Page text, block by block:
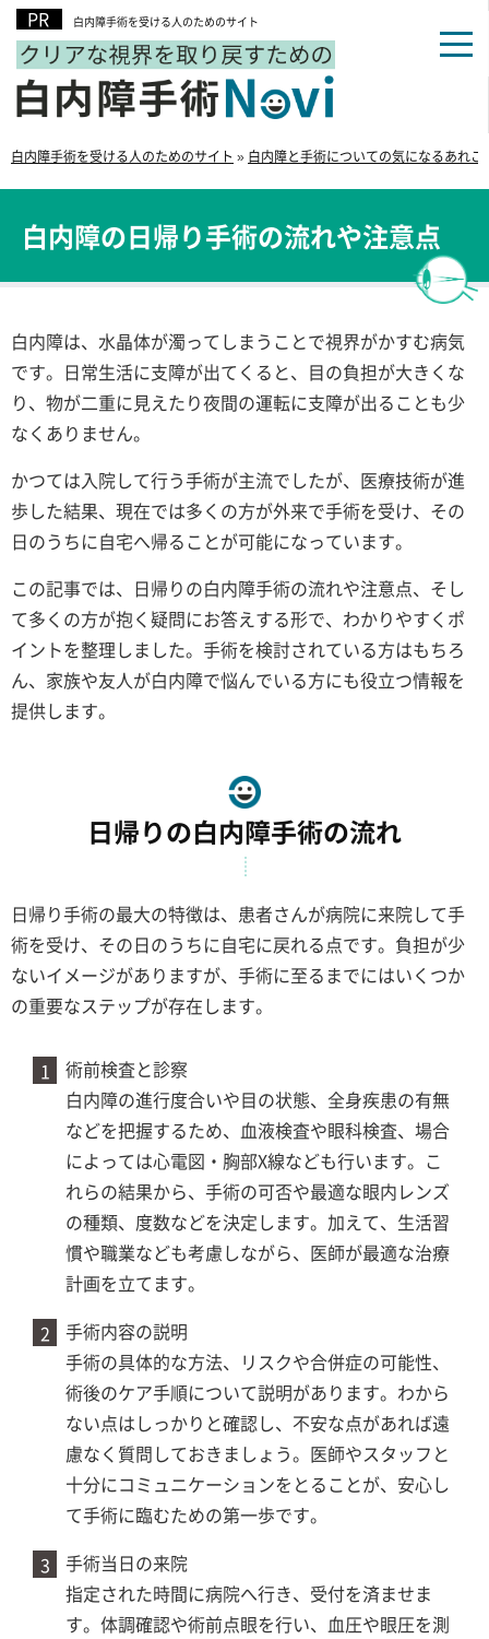
白内障手術を受ける人のためのサイト
白内障手術を受ける人のためのサイト » 白内障と手術についての気になるあれこ
白内障の日帰り手術の流れや注意点
白内障は、水晶体が濁ってしまうことで視界がかすむ病気
です。日常生活に支障が出てくると、目の負担が大きくな
り、物が二重に見えたり夜間の運転に支障が出ることも少
なくありません。
かつては入院して行う手術が主流でしたが、医療技術が進
歩した結果、現在では多くの方が外来で手術を受け、その
日のうちに自宅へ帰ることが可能になっています。
この記事では、日帰りの白内障手術の流れや注意点、そし
て多くの方が抱く疑問にお答えする形で、わかりやすくポ
イントを整理しました。手術を検討されている方はもちろ
ん、家族や友人が白内障で悩んでいる方にも役立つ情報を
提供します。
日帰りの白内障手術の流れ
日帰り手術の最大の特徴は、患者さんが病院に来院して手
術を受け、その日のうちに自宅に戻れる点です。負担が少
ないイメージがありますが、手術に至るまでにはいくつか
の重要なステップが存在します。
術前検査と診察
白内障の進行度合いや目の状態、全身疾患の有無
などを把握するため、血液検査や眼科検査、場合
によっては心電図・胸部X線なども行います。こ
れらの結果から、手術の可否や最適な眼内レンズ
の種類、度数などを決定します。加えて、生活習
慣や職業なども考慮しながら、医師が最適な治療
計画を立てます。
手術内容の説明
手術の具体的な方法、リスクや合併症の可能性、
術後のケア手順について説明があります。わから
ない点はしっかりと確認し、不安な点があれば遠
慮なく質問しておきましょう。医師やスタッフと
十分にコミュニケーションをとることが、安心し
て手術に臨むための第一歩です。
手術当日の来院
指定された時間に病院へ行き、受付を済ませま
す。体調確認や術前点眼を行い、血圧や眼圧を測